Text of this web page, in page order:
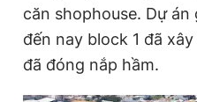
căn shophouse. Dự án
đến nay block 1 đã
đã đóng nắp hầm.